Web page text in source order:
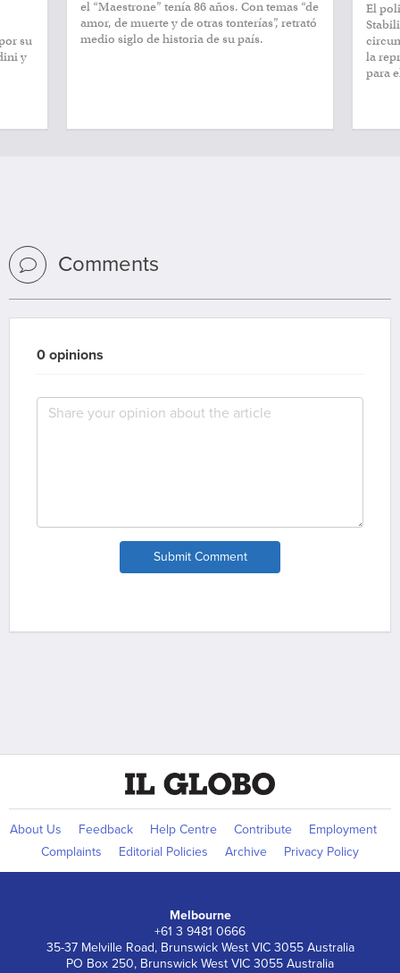
su
y
el “Maestrone” tenía 86 años. Con temas “de
amor, de muerte y de otras tonterías”, retrató
medio siglo de historia de su país.
El
la
para
Comments
0 opinions
Submit Comment
About Us Feedback Help Centre Contribute
Employment
Complaints
Editorial Policies Archive Privacy Policy
Melbourne
+61 3 9481 0666
35-37 Melville Road, Brunswick West VIC 3055 Australia
PO Box 250, Brunswick West VIC 3055 Australia